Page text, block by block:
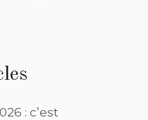
: c’est